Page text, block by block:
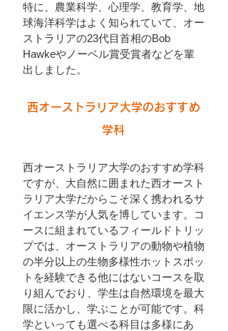
特に、農業科学、心理学、教育学、地
球海洋科学はよく知られていて、オー
ストラリアの23代目首相のBob
Hawkeやノーベル賞受賞者などを輩
出しました。
西オーストラリア大学のおすすめ
学科
西オーストラリア大学のおすすめ学科
ですが、大自然に囲まれた西オースト
ラリア大学だからこそ深く携われるサ
イエンス学が人気を博しています。コ
ースに組まれているフィールドトリッ
プでは、オーストラリアの動物や植物
の半分以上の生物多様性ホットスポッ
トを経験できる他にはないコースを取
り組んでおり、学生は自然環境を最大
限に活かし、学ぶことが可能です。科
学といっても選べる科目は多様にあ